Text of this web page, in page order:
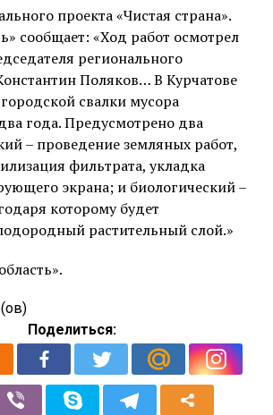
проекта «Чистая страна».
сообщает: «Ход работ осмотрел
регионального
Поляков… В Курчатове
свалки мусора
года. Предусмотрено два
– проведение земляных работ,
фильтрата, укладка
экрана; и биологический –
которому будет
растительный слой.»
Поделиться: